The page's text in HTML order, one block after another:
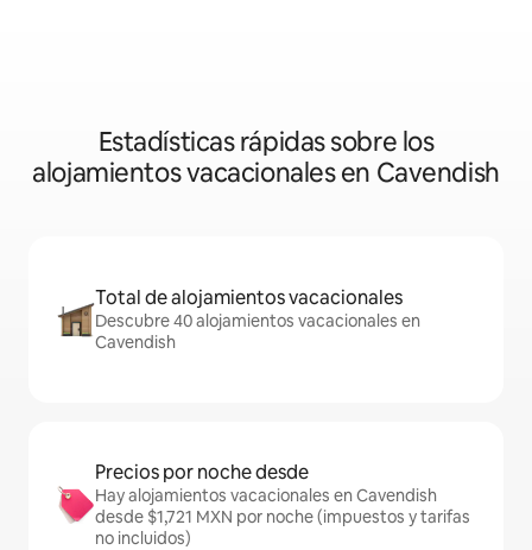
Estadísticas rápidas sobre los
alojamientos vacacionales en Cavendish
Total de alojamientos vacacionales
Descubre 40 alojamientos vacacionales en
Cavendish
Precios por noche desde
Hay alojamientos vacacionales en Cavendish
desde $1,721 MXN por noche (impuestos y tarifas
no incluidos)